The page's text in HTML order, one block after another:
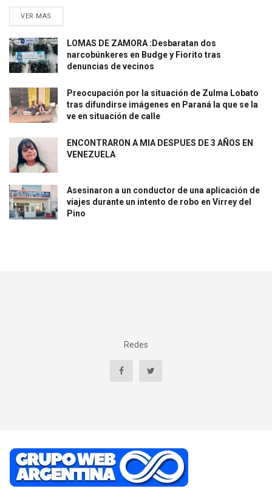
VER MAS
LOMAS DE ZAMORA :Desbaratan dos
narcobúnkeres en Budge y Fiorito tras
denuncias de vecinos
Preocupación por la situación de Zulma Lobato
tras difundirse imágenes en Paraná la que se la
ve en situación de calle
ENCONTRARON A MIA DESPUES DE 3 AÑOS EN
VENEZUELA
Asesinaron a un conductor de una aplicación de
viajes durante un intento de robo en Virrey del
Pino
Redes